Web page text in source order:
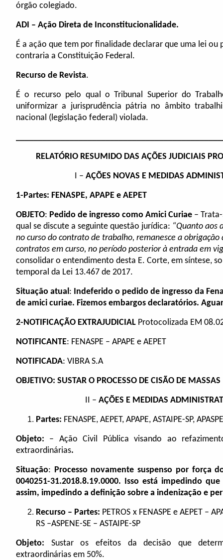
órgão colegiado.
ADI – Ação Direta de Inconstitucionalidade.
É a ação que tem por finalidade declarar que uma lei
contraria a Constituição Federal.
Recurso de Revista.
É o recurso pelo qual o Tribunal Superior do
uniformizar a jurisprudência pátria no âmbito
nacional (legislação federal) violada.
RELATÓRIO RESUMIDO DAS AÇÕES JUDICIAIS
I – AÇÕES NOVAS E MEDIDAS
1- Partes: FENASPE, APAPE e AEPET
OBJETO: Pedido de ingresso como Amici Curiae –
qual se discute a seguinte questão jurídica: “Quanto aos
no curso do contrato de trabalho, remanesce a
contratos em curso, no período posterior à entrada em
consolidar o entendimento desta E. Corte, em síntese,
temporal da Lei 13.467 de 2017.
Situação atual : Indeferido o pedido de ingresso da
de amici curiae. Fizemos embargos declaratórios.
2-NOTIFICAÇÃO EXTRAJUDICIAL Protocolizada EM
NOTIFICANTE: FENASPE – APAPE e AEPET
NOTIFICADA: VIBRA S.A
OBJETIVO: SUSTAR O PROCESSO DE CISÃO DE
II – AÇÕES E MEDIDAS
Partes: FENASPE, AEPET, APAPE, ASTAIPE-SP,
Objeto: – Ação Civil Pública visando ao
extraordinárias.
Situação: Processo novamente suspenso por força
0040251-31.2018.8.19.0000. Isso está impedindo
assim, impedindo a definição sobre a indenização e
Recurso – Partes: PETROS x FENASPE e AEPET –
RS –ASPENE-SE – ASTAIPE-SP
Objeto:
Sustar os efeitos da decisão que
extraordinárias em 50%.